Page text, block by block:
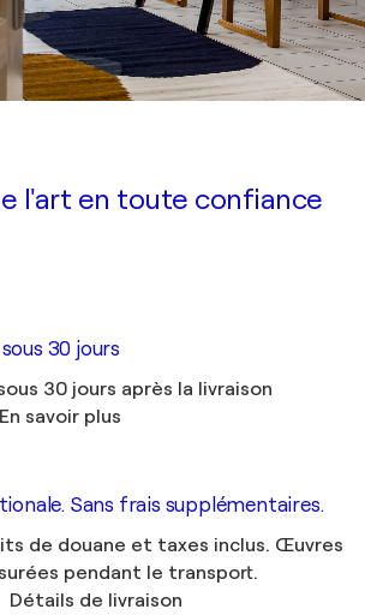
l'art en toute confiance
30 jours
30 jours après la livraison
En savoir plus
Sans frais supplémentaires.
de douane et taxes inclus. Œuvres
pendant le transport.
Détails de livraison